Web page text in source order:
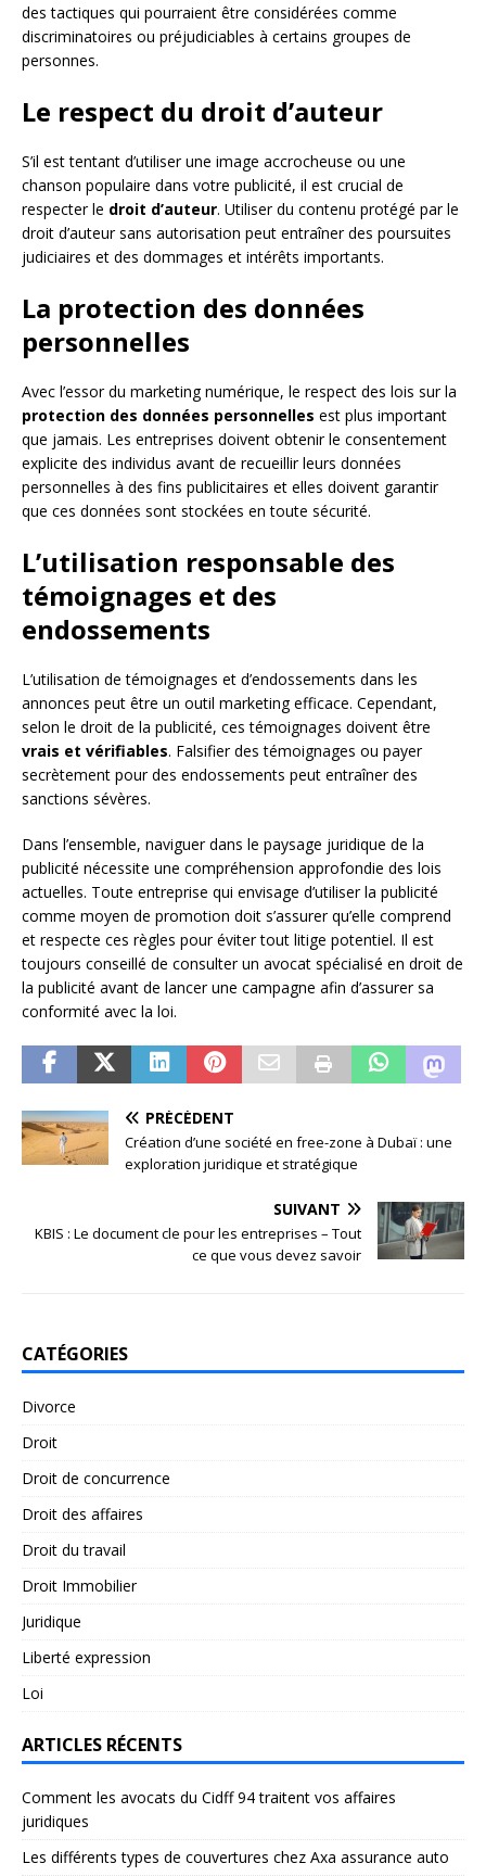
des tactiques qui pourraient être considérées comme
discriminatoires ou préjudiciables à certains groupes de
personnes.
Le respect du droit d’auteur
S’il est tentant d’utiliser une image accrocheuse ou une
chanson populaire dans votre publicité, il est crucial de
respecter le droit d’auteur. Utiliser du contenu protégé par le
droit d’auteur sans autorisation peut entraîner des poursuites
judiciaires et des dommages et intérêts importants.
La protection des données
personnelles
Avec l’essor du marketing numérique, le respect des lois sur la
protection des données personnelles est plus important
que jamais. Les entreprises doivent obtenir le consentement
explicite des individus avant de recueillir leurs données
personnelles à des fins publicitaires et elles doivent garantir
que ces données sont stockées en toute sécurité.
L’utilisation responsable des
témoignages et des
endossements
L’utilisation de témoignages et d’endossements dans les
annonces peut être un outil marketing efficace. Cependant,
selon le droit de la publicité, ces témoignages doivent être
vrais et vérifiables. Falsifier des témoignages ou payer
secrètement pour des endossements peut entraîner des
sanctions sévères.
Dans l’ensemble, naviguer dans le paysage juridique de la
publicité nécessite une compréhension approfondie des lois
actuelles. Toute entreprise qui envisage d’utiliser la publicité
comme moyen de promotion doit s’assurer qu’elle comprend
et respecte ces règles pour éviter tout litige potentiel. Il est
toujours conseillé de consulter un avocat spécialisé en droit de
la publicité avant de lancer une campagne afin d’assurer sa
conformité avec la loi.
PRÉCÉDENT
Création d’une société en free-zone à Dubaï : une
exploration juridique et stratégique
SUIVANT
KBIS : Le document cle pour les entreprises – Tout
ce que vous devez savoir
CATÉGORIES
Divorce
Droit
Droit de concurrence
Droit des affaires
Droit du travail
Droit Immobilier
Juridique
Liberté expression
Loi
ARTICLES RÉCENTS
Comment les avocats du Cidff 94 traitent vos affaires
juridiques
Les différents types de couvertures chez Axa assurance auto